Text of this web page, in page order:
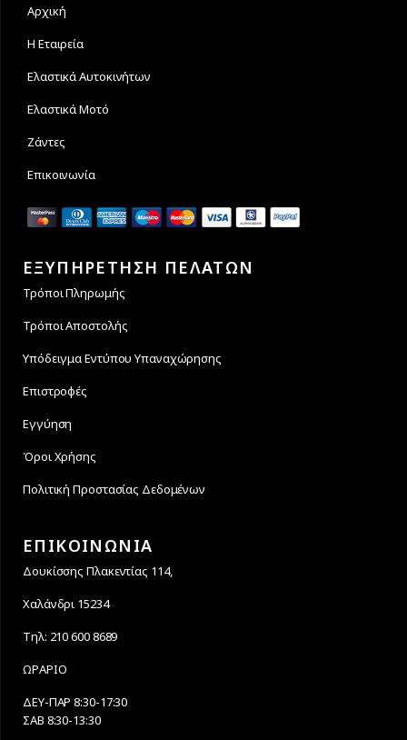
Αρχική
Η Εταιρεία
Ελαστικά Αυτοκινήτων
Ελαστικά Μοτό
Ζάντες
Επικοινωνία
ΕΞΥΠΗΡΕΤΗΣΗ ΠΕΛΑΤΩΝ
Τρόποι Πληρωμής
Τρόποι Αποστολής
Υπόδειγμα Εντύπου Υπαναχώρησης
Επιστροφές
Εγγύηση
Όροι Χρήσης
Πολιτική Προστασίας Δεδομένων
ΕΠΙΚΟΙΝΩΝΙΑ
Δουκίσσης Πλακεντίας 114,
Χαλάνδρι 15234
Τηλ: 210 600 8689
ΩΡΑΡΙΟ
ΔΕΥ-ΠΑΡ 8:30-17:30
ΣΑΒ 8:30-13:30